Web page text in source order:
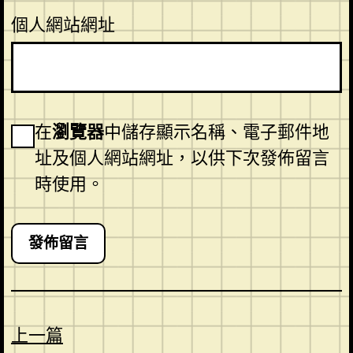
個人網站網址
在瀏覽器中儲存顯示名稱、電子郵件地
址及個人網站網址，以供下次發佈留言
時使用。
上一篇